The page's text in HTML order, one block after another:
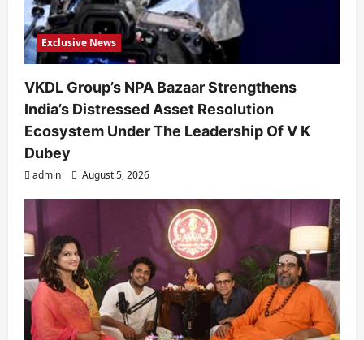
Exclusive News
VKDL Group’s NPA Bazaar Strengthens
India’s Distressed Asset Resolution
Ecosystem Under The Leadership Of V K
Dubey
admin August 5, 2026